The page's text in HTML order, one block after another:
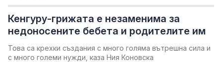
Кенгуру-грижата е незаменима за
недоносените бебета и родителите им
Това са крехки създания с много голяма вътрешна сила и
с много големи нужди, каза Ния Коновска